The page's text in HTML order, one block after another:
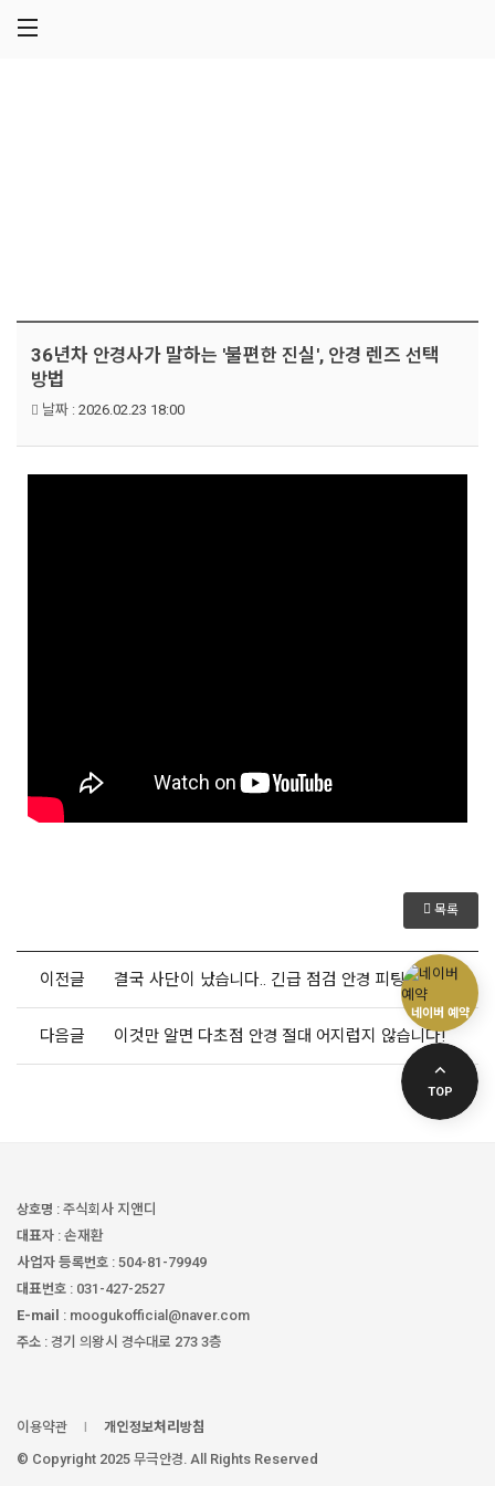
36년차 안경사가 말하는 '불편한 진실', 안경 렌즈 선택
방법
날짜 : 2026.02.23 18:00
목록
이전글
다음글 이것만 알면 다초점 안경 절대 어지럽지 않습니다!
네이버 예약
TOP
상호명 : 주식회사 지앤디
대표자 : 손재환
사업자 등록번호 : 504-81-79949
대표번호 : 031-427-2527
E-mail : moogukofficial@naver.com
주소 : 경기 의왕시 경수대로 273 3층
이용약관
개인정보처리방침
© Copyright 2025 무극안경. All Rights Reserved